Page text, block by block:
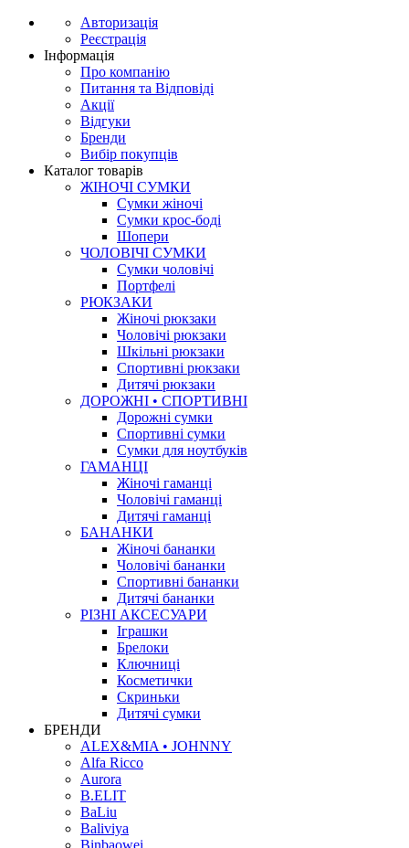
Авторизація
Реєстрація
Інформація
Про компанію
Питання та Відповіді
Акції
Відгуки
Бренди
Вибір покупців
Каталог товарів
ЖІНОЧІ СУМКИ
Сумки жіночі
Сумки крос-боді
Шопери
ЧОЛОВІЧІ СУМКИ
Сумки чоловічі
Портфелі
РЮКЗАКИ
Жіночі рюкзаки
Чоловічі рюкзаки
Шкільні рюкзаки
Спортивні рюкзаки
Дитячі рюкзаки
ДОРОЖНІ • СПОРТИВНІ
Дорожні сумки
Спортивні сумки
Сумки для ноутбуків
ГАМАНЦІ
Жіночі гаманці
Чоловічі гаманці
Дитячі гаманці
БАНАНКИ
Жіночі бананки
Чоловічі бананки
Спортивні бананки
Дитячі бананки
РІЗНІ АКСЕСУАРИ
Іграшки
Брелоки
Ключниці
Косметички
Скриньки
Дитячі сумки
БРЕНДИ
ALEX&MIA • JOHNNY
Alfa Ricco
Aurora
B.ELIT
BaLiu
Baliviya
Binbaowei